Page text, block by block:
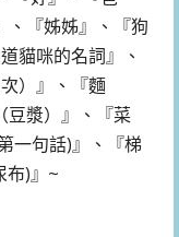
、『姊姊』、『狗
貓咪的名詞』、
）』、『麵
豆漿）』、『菜
一句話)』、『梯
布)』~